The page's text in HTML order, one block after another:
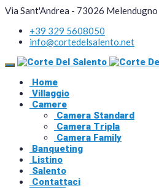
Via Sant'Andrea - 73026 Melendugno
+39 329 5608050
info@cortedelsalento.net
Home
Villaggio
Camere
Camera Standard
Camera Tripla
Camera Family
Banqueting
Listino
Salento
Contattaci